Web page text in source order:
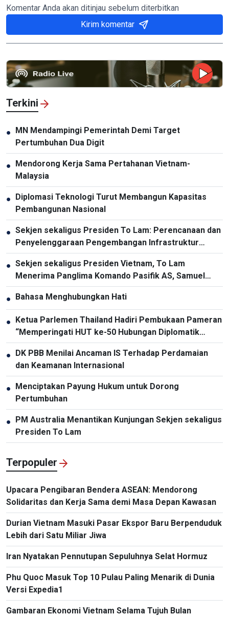
Komentar Anda akan ditinjau sebelum diterbitkan
Kirim komentar
Terkini
● MN Mendampingi Pemerintah Demi Target
Pertumbuhan Dua Digit
● Mendorong Kerja Sama Pertahanan Vietnam-
Malaysia
● Diplomasi Teknologi Turut Membangun Kapasitas
Pembangunan Nasional
● Sekjen sekaligus Presiden To Lam: Perencanaan dan
Penyelenggaraan Pengembangan Infrastruktur
Harus Diperbarui
● Sekjen sekaligus Presiden Vietnam, To Lam
Menerima Panglima Komando Pasifik AS, Samuel
Paparo
● Bahasa Menghubungkan Hati
● Ketua Parlemen Thailand Hadiri Pembukaan Pameran
“Memperingati HUT ke-50 Hubungan Diplomatik
Vietnam-Thailand”
● DK PBB Menilai Ancaman IS Terhadap Perdamaian
dan Keamanan Internasional
● Menciptakan Payung Hukum untuk Dorong
Pertumbuhan
● PM Australia Menantikan Kunjungan Sekjen sekaligus
Presiden To Lam
Terpopuler
Upacara Pengibaran Bendera ASEAN: Mendorong
Solidaritas dan Kerja Sama demi Masa Depan Kawasan
Durian Vietnam Masuki Pasar Ekspor Baru Berpenduduk
Lebih dari Satu Miliar Jiwa
Iran Nyatakan Pennutupan Sepuluhnya Selat Hormuz
Phu Quoc Masuk Top 10 Pulau Paling Menarik di Dunia
Versi Expedia1
Gambaran Ekonomi Vietnam Selama Tujuh Bulan